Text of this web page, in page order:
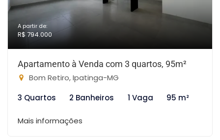
A partir de:
R$ 794.000
Apartamento à Venda com 3 quartos, 95m²
Bom Retiro, Ipatinga-MG
3 Quartos
2 Banheiros 1 Vaga 95 m²
Mais informações